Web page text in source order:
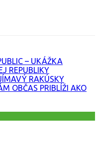
– UKÁŽKA
REPUBLIKY
RAKÚSKY
OBČAS PRIBLÍŽI AKO